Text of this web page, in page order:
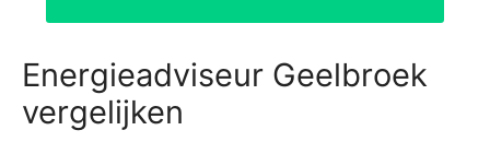
Energieadviseur Geelbroek
vergelijken